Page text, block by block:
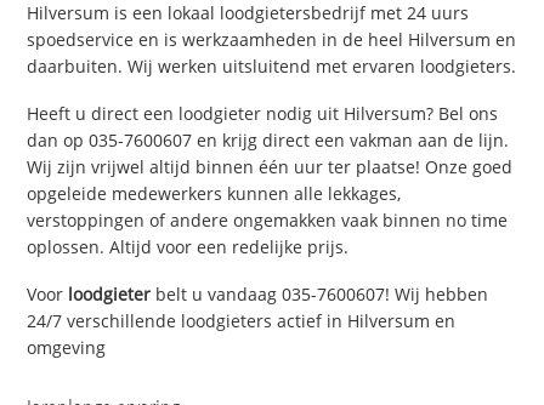
Hilversum is een lokaal loodgietersbedrijf met 24 uurs
spoedservice en is werkzaamheden in de heel Hilversum en
daarbuiten. Wij werken uitsluitend met ervaren loodgieters.
Heeft u direct een loodgieter nodig uit Hilversum? Bel ons
dan op 035-7600607 en krijg direct een vakman aan de lijn.
Wij zijn vrijwel altijd binnen één uur ter plaatse! Onze goed
opgeleide medewerkers kunnen alle lekkages,
verstoppingen of andere ongemakken vaak binnen no time
oplossen. Altijd voor een redelijke prijs.
Voor loodgieter belt u vandaag 035-7600607! Wij hebben
24/7 verschillende loodgieters actief in Hilversum en
omgeving